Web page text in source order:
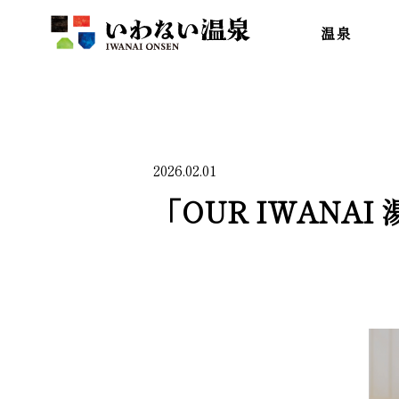
いわない温泉温泉
2026.02.01
「OUR IWANAI